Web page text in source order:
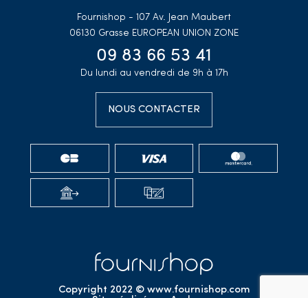
Fournishop - 107 Av. Jean Maubert
06130 Grasse EUROPEAN UNION ZONE
09 83 66 53 41
Du lundi au vendredi de 9h à 17h
NOUS CONTACTER
Copyright 2022 © www.fournishop.com